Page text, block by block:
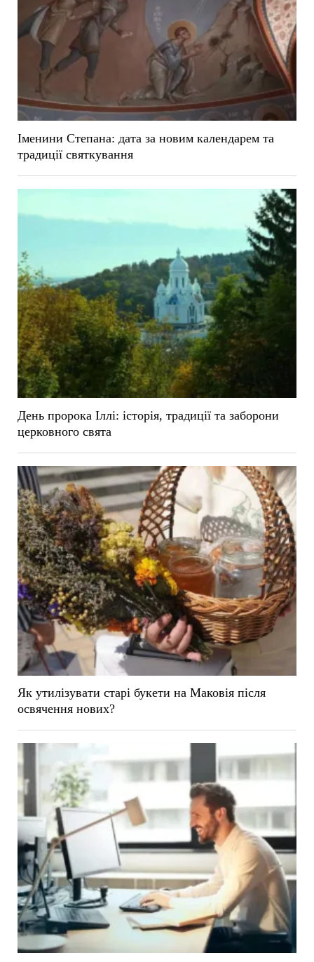
Іменини Степана: дата за новим календарем та
традиції святкування
День пророка Іллі: історія, традиції та заборони
церковного свята
Як утилізувати старі букети на Маковія після
освячення нових?